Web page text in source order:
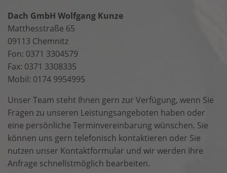
Dach GmbH Wolfgang Kunze
Matthesstraße 65
09113 Chemnitz
Fon: 0371 3304579
Fax: 0371 3308335
Mobil: 0174 9954995
Unser Team steht Ihnen gern zur Verfügung, wenn Sie
Fragen zu unseren Leistungsangeboten haben oder
eine persönliche Terminvereinbarung wünschen. Sie
können uns gern telefonisch kontaktieren oder Sie
nutzen unser Kontaktformular und wir werden Ihre
Anfrage schnellstmöglich bearbeiten.